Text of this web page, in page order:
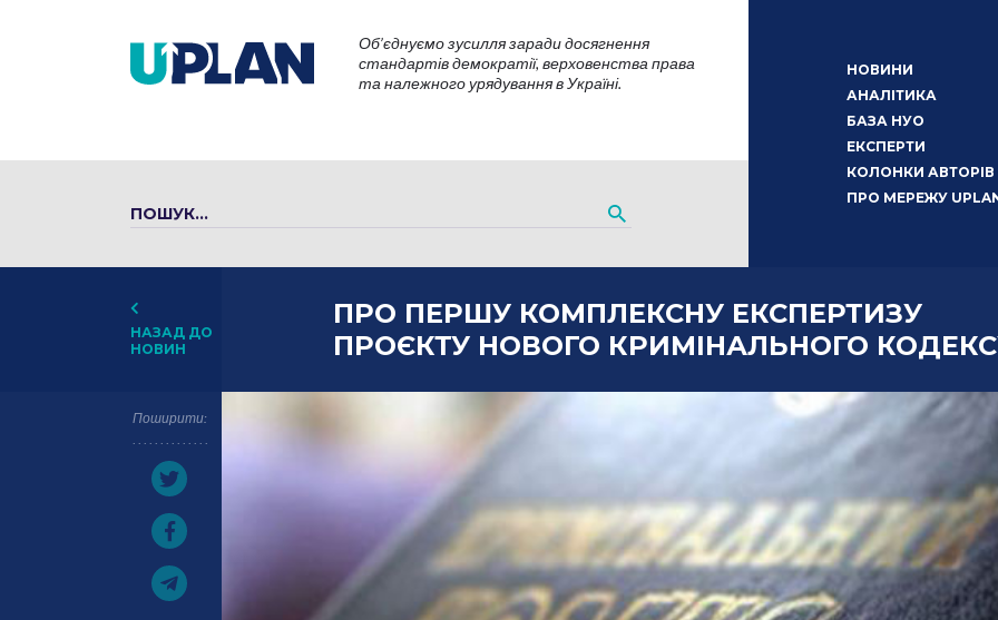
Об’єднуємо зусилля заради досягнення
стандартів демократії, верховенства права
та належного урядування в Україні.
НОВИНИ
АНАЛІТИКА
БАЗА НУО
ЕКСПЕРТИ
КОЛОНКИ АВТОРІВ
ПРО МЕРЕЖУ
НАЗАД ДО
НОВИН
Поширити:
ПРО ПЕРШУ КОМПЛЕКСНУ ЕКСПЕРТИЗУ
ПРОЄКТУ НОВОГО КРИМІНАЛЬНОГО